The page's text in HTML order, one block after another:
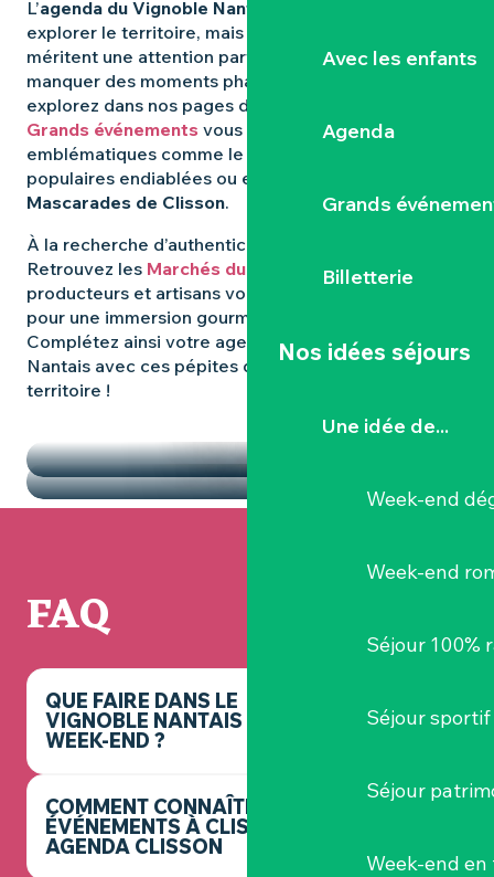
Avec les enfants
Agenda
Grands
Billetterie
Nos idées séjours
Une idée de...
Week-end
Week-end
Séjour 100%
Séjour sportif
Séjour
Week-end
L’agenda du Vignoble Nantais
explorer le territoire, mais certaines expériences
méritent une attention particulière. Pour ne rien
manquer des moments phares qui animent la région,
explorez dans nos pages dédiées : les
Grands événements vous révèlent les rendez-vous
emblématiques comme le
populaires endiablées ou encore les mystérieuses
Mascarades de Clisson.
À la recherche d’authenticité et de
Retrouvez les Marchés du Vignoble Nantais, où
producteurs et artisans vous donnent rendez-vous
pour une immersion gourmande et conviviale.
Complétez ainsi votre agenda dans le Vignoble
Nantais avec ces pépites qui font la richesse du
territoire !
LES MARCHÉS
FAQ
QUE FAIRE DANS LE
VIGNOBLE NANTAIS CE
WEEK-END ?
COMMENT CONNAÎTRE LES
ÉVÉNEMENTS À CLISSON ? -
AGENDA CLISSON